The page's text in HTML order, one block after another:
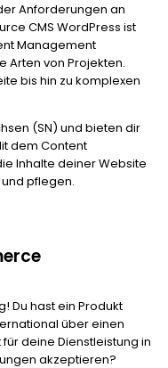
Anforderungen an
CMS WordPress ist
Management
Arten von Projekten.
bis hin zu komplexen
(SN) und bieten dir
dem Content
Inhalte deiner Website
pflegen.
Du hast ein Produkt
über einen
deine Dienstleistung in
akzeptieren?